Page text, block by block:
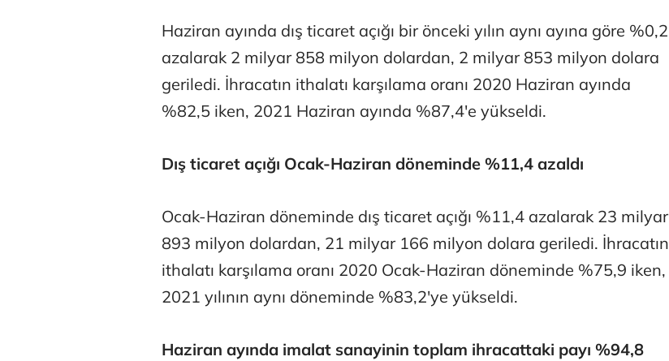
Haziran ayında dış ticaret açığı bir önceki yılın aynı ayına göre %0,2
azalarak 2 milyar 858 milyon dolardan, 2 milyar 853 milyon dolara
geriledi. İhracatın ithalatı karşılama oranı 2020 Haziran ayında
%82,5 iken, 2021 Haziran ayında %87,4'e yükseldi.
Dış ticaret açığı Ocak-Haziran döneminde %11,4 azaldı
Ocak-Haziran döneminde dış ticaret açığı %11,4 azalarak 23 milyar
893 milyon dolardan, 21 milyar 166 milyon dolara geriledi. İhracatın
ithalatı karşılama oranı 2020 Ocak-Haziran döneminde %75,9 iken,
2021 yılının aynı döneminde %83,2'ye yükseldi.
Haziran ayında imalat sanayinin toplam ihracattaki payı %94,8